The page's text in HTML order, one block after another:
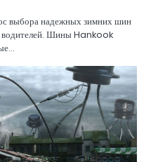
выбора надежных зимних шин
водителей. Шины Hankook